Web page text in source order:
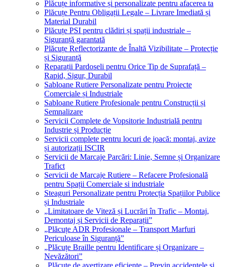
Plăcuțe informative și personalizate pentru afacerea ta
Plăcuțe Pentru Obligații Legale – Livrare Imediată și
Material Durabil
Plăcuțe PSI pentru clădiri și spații industriale –
Siguranță garantată
Plăcuțe Reflectorizante de Înaltă Vizibilitate – Protecție
și Siguranță
Reparații Pardoseli pentru Orice Tip de Suprafață –
Rapid, Sigur, Durabil
Sabloane Rutiere Personalizate pentru Proiecte
Comerciale și Industriale
Sabloane Rutiere Profesionale pentru Construcții și
Semnalizare
Servicii Complete de Vopsitorie Industrială pentru
Industrie și Producție
Servicii complete pentru locuri de joacă: montaj, avize
și autorizații ISCIR
Servicii de Marcaje Parcări: Linie, Semne și Organizare
Trafict
Servicii de Marcaje Rutiere – Refacere Profesională
pentru Spații Comerciale si industriale
Steaguri Personalizate pentru Protecția Spațiilor Publice
și Industriale
„Limitatoare de Viteză și Lucrări în Trafic – Montaj,
Demontaj și Servicii de Reparații”
„Plăcuțe ADR Profesionale – Transport Marfuri
Periculoase în Siguranță”
„Plăcuțe Braille pentru Identificare și Organizare –
Nevăzători”
„Plăcuțe de avertizare eficiente – Previn accidentele și